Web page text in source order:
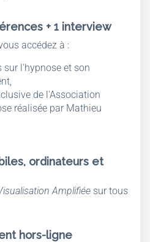
+ 1 interview
accédez à :
sur l'hypnose et son
de l'Association
réalisée par Mathieu
ordinateurs et
Amplifiée sur tous
hors-ligne